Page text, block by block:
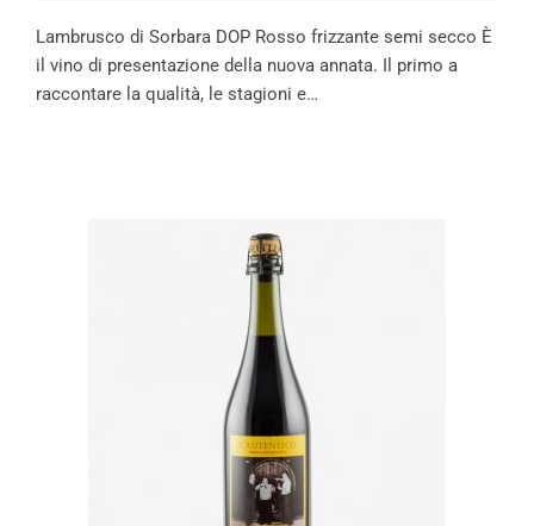
Lambrusco di Sorbara DOP Rosso frizzante semi secco È
il vino di presentazione della nuova annata. Il primo a
raccontare la qualità, le stagioni e…